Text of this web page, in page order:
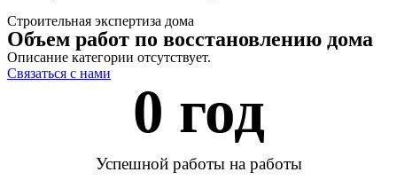
Строительная экспертиза дома
Объем работ по восстановлению дома
Описание категории отсутствует.
Связаться с нами
0 год
Успешной работы на работы